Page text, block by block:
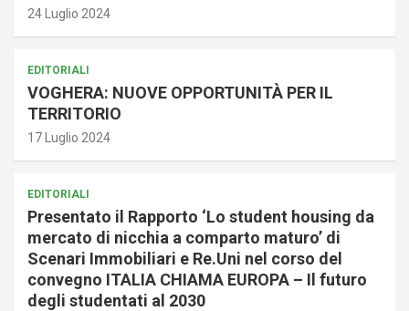
24 Luglio 2024
EDITORIALI
VOGHERA: NUOVE OPPORTUNITÀ PER IL
TERRITORIO
17 Luglio 2024
EDITORIALI
Presentato il Rapporto ‘Lo student housing da
mercato di nicchia a comparto maturo’ di
Scenari Immobiliari e Re.Uni nel corso del
convegno ITALIA CHIAMA EUROPA – Il futuro
degli studentati al 2030